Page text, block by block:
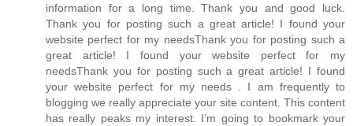
information for a long time. Thank you and good luck.
Thank you for posting such a great article! I found your
website perfect for my needsThank you for posting such a
great article! I found your website perfect for my
needsThank you for posting such a great article! I found
your website perfect for my needs . I am frequently to
blogging we really appreciate your site content. This content
has really peaks my interest. I’m going to bookmark your